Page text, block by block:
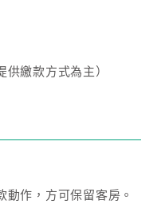
供繳款方式為主）
作，方可保留客房。